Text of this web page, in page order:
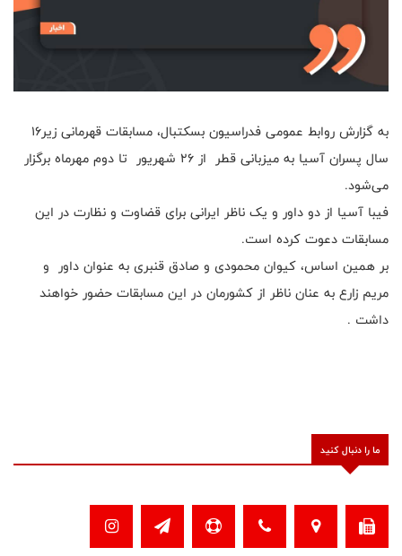
به گزارش روابط عمومی فدراسیون بسکتبال، مسابقات قهرمانی زیر۱۶
سال پسران آسیا به میزبانی قطر از ۲۶ شهریور تا دوم مهرماه برگزار
می‌شود.
فیبا آسیا از دو داور و یک ناظر ایرانی برای قضاوت و نظارت در این
مسابقات دعوت کرده است.
بر همین اساس، کیوان محمودی و صادق قنبری به عنوان داور و
مریم زارع به عنان ناظر از کشورمان در این مسابقات حضور خواهند
داشت .
ما را دنبال کنید